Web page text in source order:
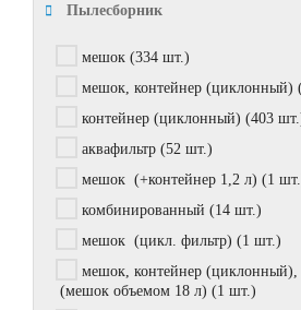
Пылесборник
мешок (334 шт.)
мешок, контейнер (циклонный)
контейнер (циклонный) (403
аквафильтр (52 шт.)
мешок (+контейнер 1,2 л) (1
комбинированный (14 шт.)
мешок (цикл. фильтр) (1 шт.)
мешок, контейнер (циклонный),
(мешок объемом 18 л) (1 шт.)